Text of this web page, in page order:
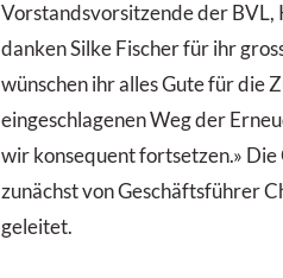
Vorstandsvorsitzende der
danken Silke Fischer für ihr
wünschen ihr alles Gute für die
eingeschlagenen Weg der
wir konsequent fortsetzen.» Die
zunächst von Geschäftsführer
geleitet.